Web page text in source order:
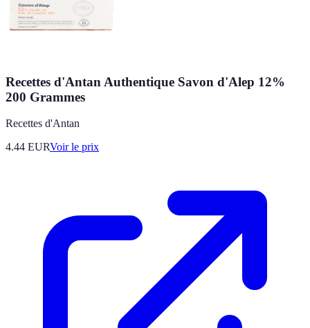
Recettes d'Antan Authentique Savon d'Alep 12%
200 Grammes
Recettes d'Antan
4.44 EURVoir le prix